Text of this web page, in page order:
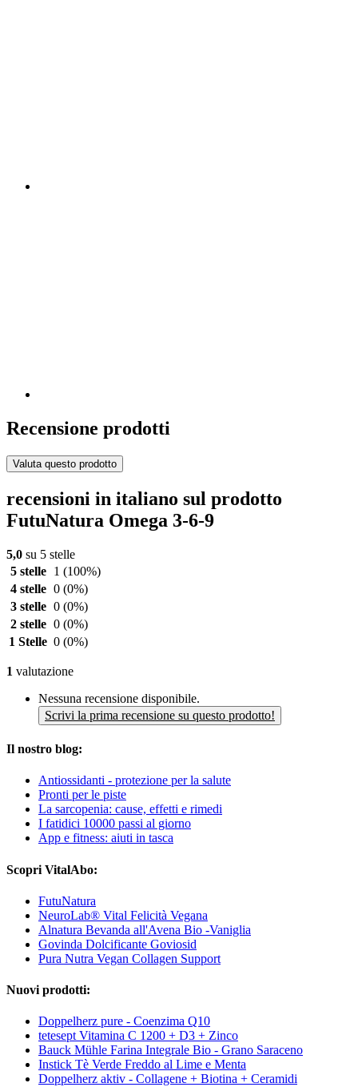
Recensione prodotti
Valuta questo prodotto
recensioni in italiano sul prodotto
FutuNatura Omega 3-6-9
5,0 su 5 stelle
5 stelle
1 (100%)
4 stelle 0 (0%)
3 stelle 0 (0%)
2 stelle 0 (0%)
1 Stelle 0 (0%)
1 valutazione
Nessuna recensione disponibile.
Scrivi la prima recensione su questo prodotto!
Il nostro blog:
Antiossidanti - protezione per la salute
Pronti per le piste
La sarcopenia: cause, effetti e rimedi
I fatidici 10000 passi al giorno
App e fitness: aiuti in tasca
Scopri VitalAbo:
FutuNatura
NeuroLab® Vital Felicità Vegana
Alnatura Bevanda all'Avena Bio -Vaniglia
Govinda Dolcificante Goviosid
Pura Nutra Vegan Collagen Support
Nuovi prodotti:
Doppelherz pure - Coenzima Q10
tetesept Vitamina C 1200 + D3 + Zinco
Bauck Mühle Farina Integrale Bio - Grano Saraceno
Instick Tè Verde Freddo al Lime e Menta
Doppelherz aktiv - Collagene + Biotina + Ceramidi